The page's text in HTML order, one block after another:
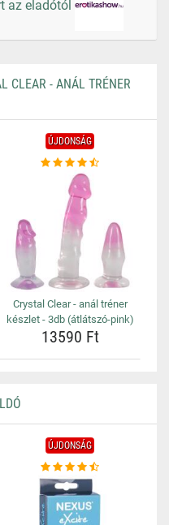
az eladótól
CLEAR - ANÁL TRÉNER
ÚJDONSÁG
Crystal Clear - anál tréner
készlet - 3db (átlátszó-pink)
13590 Ft
ÚJDONSÁG